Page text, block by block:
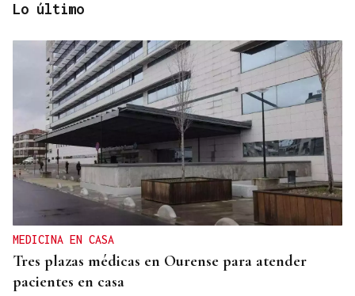
REPRESENTANTE DE EEUU EN BRASILIA
EEUU revoca el visado de la embajadora de Brasil
en el Washington
Lo último
MEDICINA EN CASA
Tres plazas médicas en Ourense para atender
pacientes en casa